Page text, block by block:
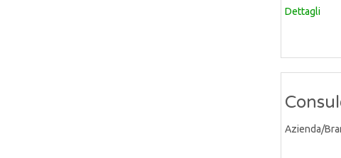
Dettagli
Azienda/